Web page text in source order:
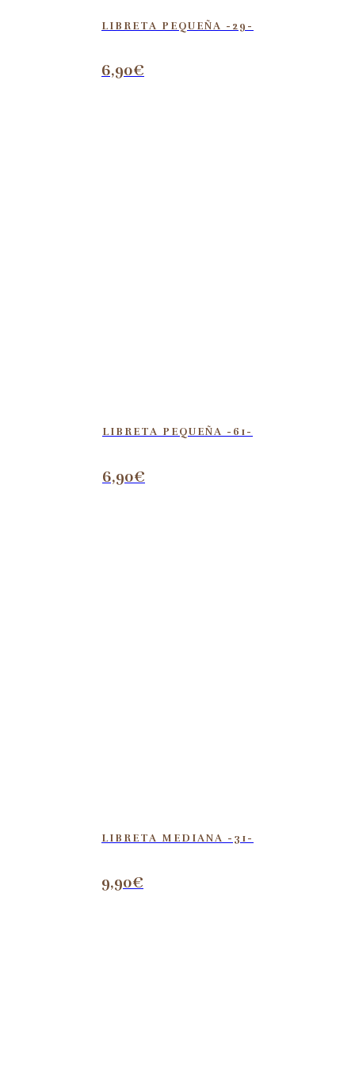
LIBRETA PEQUEÑA -29-
6,90€
LIBRETA PEQUEÑA -61-
6,90€
LIBRETA MEDIANA -31-
9,90€